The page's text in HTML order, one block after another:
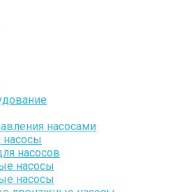
насосами
насосов
насосы
насосы